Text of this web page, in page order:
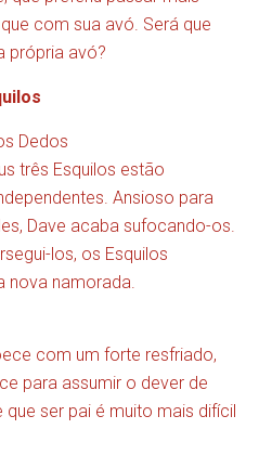
com sua avó. Será que
própria avó?
Dedos
três Esquilos estão
Ansioso para
Dave acaba sufocando-os.
los, os Esquilos
nova namorada.
com um forte resfriado,
para assumir o dever de
ser pai é muito mais difícil